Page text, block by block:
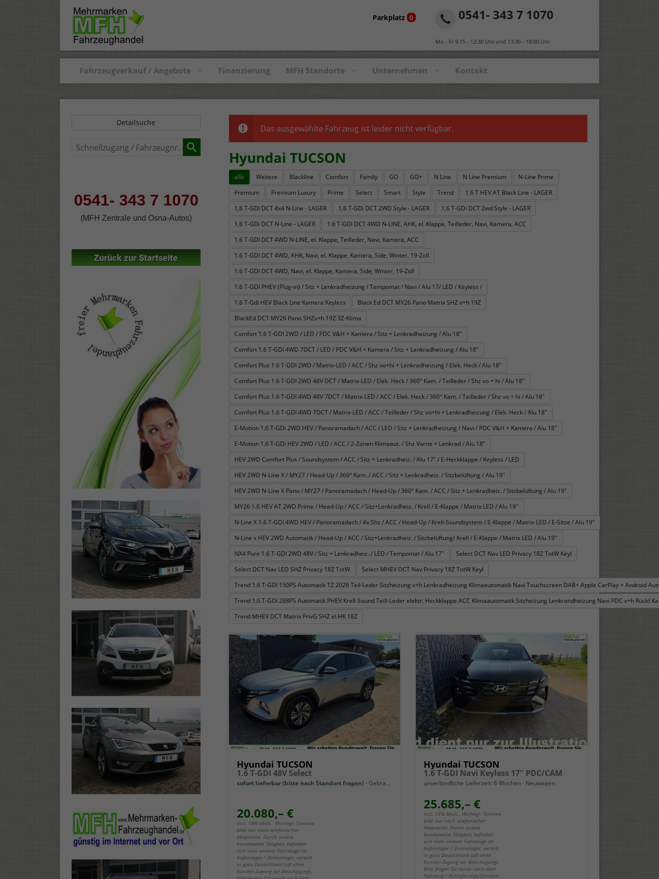
0541- 343 7 1070
Mo - Fr 9:15 - 12:30 Uhr und 13:30 - 18:00 Uhr
Parkplatz 0
Fahrzeugverkauf / Angebote Finanzierung MFH Standorte Unternehmen Kontakt
Das ausgewählte Fahrzeug ist leider nicht verfügbar.
Hyundai TUCSON
alle Weitere Blackline Comfort Family GO GO+ N Line N Line Premium
N-Line Prime
Premium
Premium Luxury Prime Select Smart Style Trend
1,6 T HEV AT Black Line - LAGER
1,6 T-GDI DCT 4x4 N-Line - LAGER
1,6 T-GDi DCT 2WD Style - LAGER
1,6 T-GDi DCT 2wd Style - LAGER
1,6 T-GDi DCT N-Line - LAGER
1.6 T-GDI DCT 4WD N-LINE, AHK, el. Klappe, Teilleder, Navi, Kamera, ACC
1.6 T-GDI DCT 4WD N-LINE, el. Klappe, Teilleder, Navi, Kamera, ACC
1.6 T-GDI DCT 4WD, AHK, Navi, el. Klappe, Kamera, Side, Winter, 19-Zoll
1.6 T-GDI DCT 4WD, Navi, el. Klappe, Kamera, Side, Winter, 19-Zoll
1.6 T-GDI PHEV (Plug-in) / Sitz + Lenkradheizung / Tempomat / Navi / Alu 17/ LED / Keyless /
1.6 T-Gdi HEV Black Line Kamera Keyless
Black Ed DCT MY26 Pano Matrix SHZ v+h 19Z
BlackEd DCT MY26 Pano SHZv+h 19Z 3Z-Klima
Comfort 1.6 T-GDI 2WD / LED / PDC V&H + Kamera / Sitz + Lenkradheizung / Alu 18"
Comfort 1.6 T-GDI 4WD 7DCT / LED / PDC V&H + Kamera / Sitz + Lenkradheizung / Alu 18"
Comfort Plus 1.6 T-GDI 2WD / Matrix-LED / ACC / Shz vo+hi + Lenkradheizung / Elek. Heck / Alu 18"
Comfort Plus 1.6 T-GDI 2WD 48V DCT / Matrix-LED / Elek. Heck / 360° Kam. / Teilleder / Shz vo + hi / Alu 18"
Comfort Plus 1.6 T-GDI 4WD 48V 7DCT / Matrix-LED / ACC / Elek. Heck / 360° Kam. / Teilleder / Shz vo + hi / Alu 18"
Comfort Plus 1.6 T-GDI 4WD 7DCT / Matrix-LED / ACC / Teilleder / Shz vo+hi + Lenkradheizung / Elek. Heck / Alu 18"
E-Motion 1.6 T-GDi 2WD HEV / Panoramadach / ACC / LED / Sitz + Lenkradheizung / Navi / PDC V&H + Kamera / Alu 18"
E-Motion 1.6 T-GDi HEV 2WD / LED / ACC / 2-Zonen Klimaaut. / Shz Vorne + Lenkrad / Alu 18"
HEV 2WD Comfort Plus / Soundsystem / ACC / Sitz + Lenkradheiz. / Alu 17" / E-Heckklappe / Keyless / LED
HEV 2WD N-Line X / MY27 / Head-Up / 360° Kam. / ACC / Sitz + Lenkradheiz. / Sitzbelüftung / Alu 19"
HEV 2WD N-Line X Pano / MY27 / Panoramadach / Head-Up / 360° Kam. / ACC / Sitz + Lenkradheiz. / Sitzbelüftung / Alu 19"
MY26 1.6 HEV AT 2WD Prime / Head-Up / ACC / Sitz+Lenkradheiz. / Krell / E-Klappe / Matrix LED / Alu 19''
N-Line X 1.6 T-GDI 4WD HEV / Panoramadach / 4x Shz / ACC / Head-Up / Krell-Soundsystem / E-Klappe / Matrix-LED / E-Sitze / Alu 19"
N-Line x HEV 2WD Automatik / Head-Up / ACC / Sitz+Lenkradheiz. / Sitzbelüftung/ Krell / E-Klappe / Matrix LED / Alu 19''
NX4 Pure 1.6 T-GDI 2WD 48V / Sitz + Lenkradheiz. / LED / Tempomat / Alu 17"
Select DCT Nav LED Privacy 18Z TotW Keyl
Select DCT Nav LED SHZ Privacy 18Z TotW
Select MHEV DCT Nav Privacy 18Z TotW Keyl
Trend 1.6 T-GDI 150PS Automatik TZ 2026 Teil-Leder Sitzheizung v+h Lenkradheizung Klimaautomatik Navi Touchscreen DAB+ Apple CarPlay + Android
Trend 1.6 T-GDI 288PS Automatik PHEV Krell-Sound Teill-Leder elektr. Heckklappe ACC Klimaautomatik Sitzheizung Lenkrandheizung Navi PDC v+h
Trend MHEV DCT Matrix PrivG SHZ el.HK 18Z
Hyundai TUCSON
1.6 T-GDI 48V Select
sofort lieferbar (bitte nach Standort fragen) Gebrauchtwagen
20.080,– €
incl. 19% MwSt.. Wichtig!: Termine
bitte nur nach telefonischer
Absprache. Durch unsere
bundesweite Tätigkeit, befinden
sich viele unserer Fahrzeuge im
Außenlager / Zentrallager, verteilt
in ganz Deutschland (oft ohne
Kunden-Zugang zur Besichtigung).
Hyundai TUCSON
1.6 T-GDI Navi Keyless 17" PDC/CAM
unverbindliche Lieferzeit: 6 Wochen Neuwagen
25.685,– €
incl. 19% MwSt.. Wichtig!: Termine
bitte nur nach telefonischer
Absprache. Durch unsere
bundesweite Tätigkeit, befinden
sich viele unserer Fahrzeuge im
Außenlager / Zentrallager, verteilt
in ganz Deutschland (oft ohne
Kunden-Zugang zur Besichtigung).
Bitte fragen Sie vorab nach dem
Fahrzeug / Auslieferungs-Standort
Detailsuche
Schnellzugang
0541- 343 7 1070
(MFH Zentrale und Osna-Autos)